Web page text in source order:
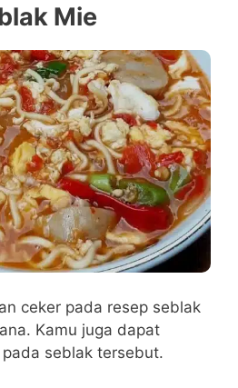
Mie
ceker pada resep seblak
Kamu juga dapat
seblak tersebut.